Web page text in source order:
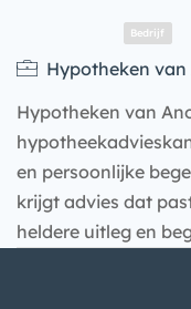
Hypotheken
Hypotheken van
en persoonlijke
krijgt advies dat
heldere uitleg en